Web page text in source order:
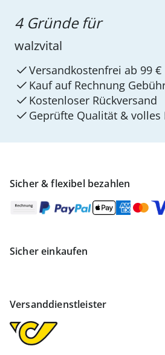
Sicher & flexibel bezahlen
Sicher einkaufen
Versanddienstleister
4 Gründe für
walzvital
Versandkostenfrei ab 99 €
Kauf auf Rechnung
Kostenloser Rückversand
Geprüfte Qualität & volles